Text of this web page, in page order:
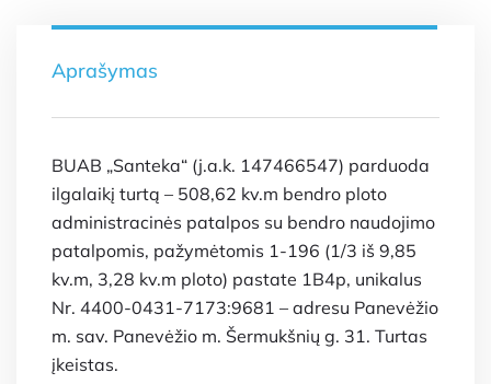
Aprašymas
BUAB „Santeka“ (j.a.k. 147466547) parduoda
ilgalaikį turtą – 508,62 kv.m bendro ploto
administracinės patalpos su bendro naudojimo
patalpomis, pažymėtomis 1-196 (1/3 iš 9,85
kv.m, 3,28 kv.m ploto) pastate 1B4p, unikalus
Nr. 4400-0431-7173:9681 – adresu Panevėžio
m. sav. Panevėžio m. Šermukšnių g. 31. Turtas
įkeistas.